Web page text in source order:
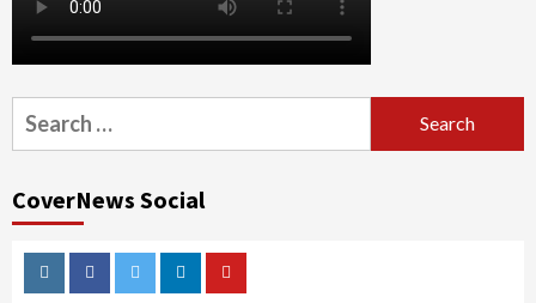
Search
for:
CoverNews Social
InstagramFacebookTwitterLinkedinYoutube